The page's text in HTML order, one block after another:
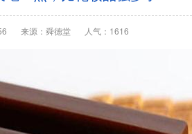
来源：舜德堂 人气：1616